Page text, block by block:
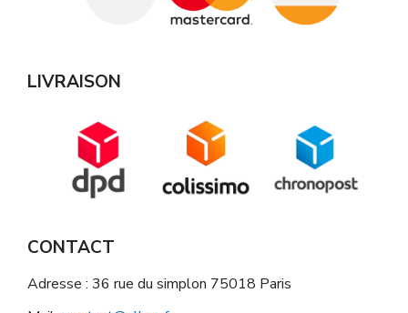
LIVRAISON
CONTACT
Adresse : 36 rue du simplon 75018 Paris